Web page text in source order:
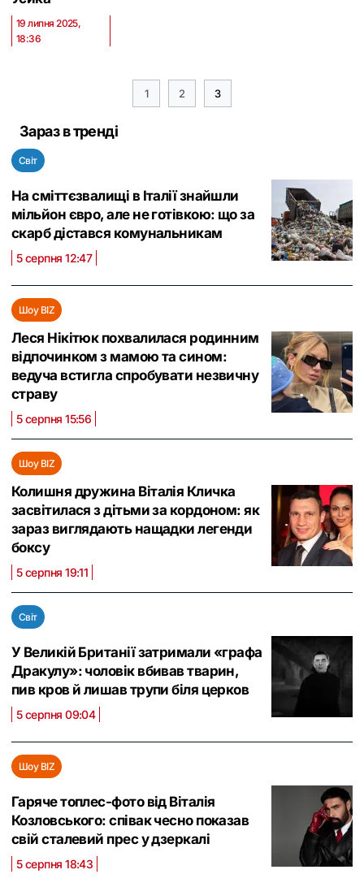
19 липня 2025,
18:36
1 2 3
Зараз в тренді
Світ
На сміттєзвалищі в Італії знайшли
мільйон євро, але не готівкою: що за
скарб дістався комунальникам
5 серпня 12:47
Шоу BIZ
Леся Нікітюк похвалилася родинним
відпочинком з мамою та сином:
ведуча встигла спробувати незвичну
страву
5 серпня 15:56
Шоу BIZ
Колишня дружина Віталія Кличка
засвітилася з дітьми за кордоном: як
зараз виглядають нащадки легенди
боксу
5 серпня 19:11
Світ
У Великій Британії затримали «графа
Дракулу»: чоловік вбивав тварин,
пив кров й лишав трупи біля церков
5 серпня 09:04
Шоу BIZ
Гаряче топлес-фото від Віталія
Козловського: співак чесно показав
свій сталевий прес у дзеркалі
5 серпня 18:43